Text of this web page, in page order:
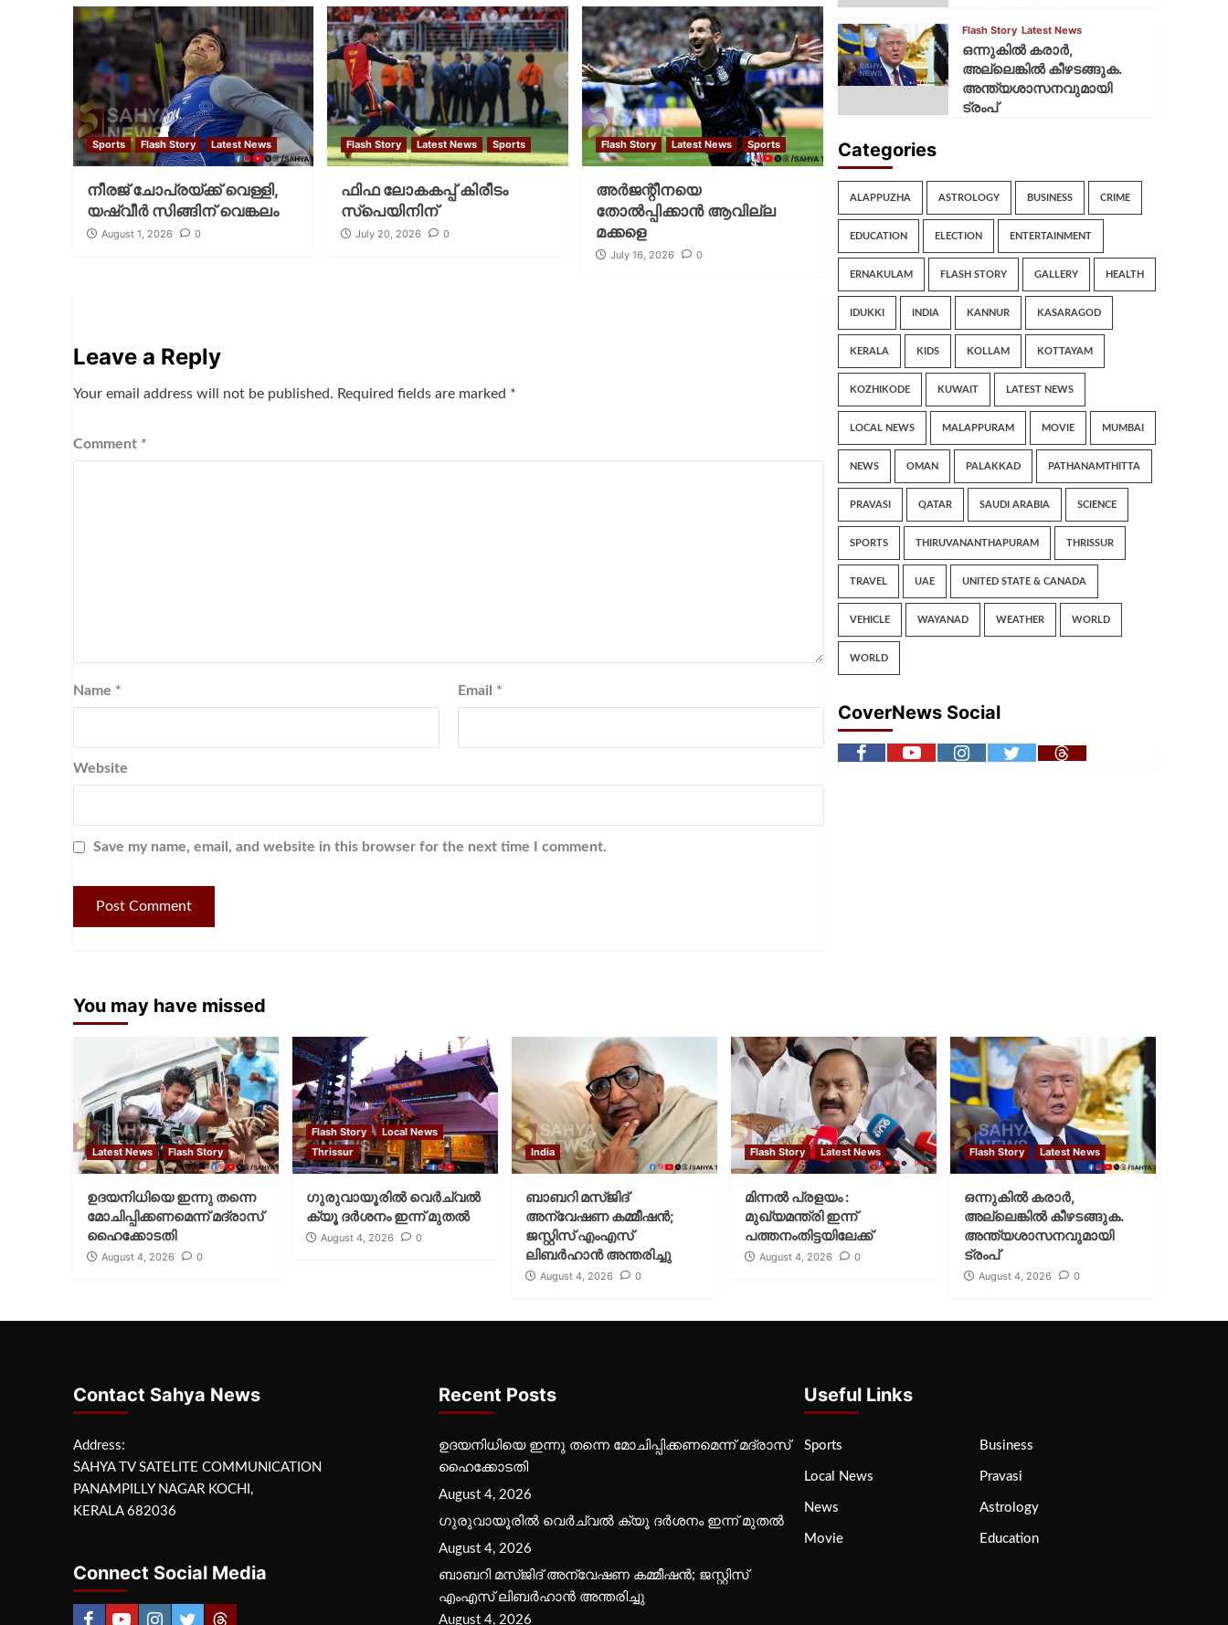
Sports Flash Story Latest News
നീരജ് ചോപ്രയ്ക്ക് വെള്ളി,
യഷ്‌വീര്‍ സിങ്ങിന് വെങ്കലം
August 1, 2026 0
Flash Story Latest News Sports
ഫിഫ ലോകകപ്പ് കിരീടം
സ്പെയിനിന്
July 20, 2026 0
Flash Story Latest News Sports
അര്‍ജന്റീനയെ
തോല്‍പ്പിക്കാന്‍ ആവില്ല
മക്കളെ
July 16, 2026 0
Leave a Reply
Your email address will not be published. Required fields are marked *
Comment *
Name * Email *
Website
Save my name, email, and website in this browser for the next time I comment.
Flash Story Latest News
ഒന്നുകില്‍ കരാര്‍,
അല്ലെങ്കില്‍ കീഴടങ്ങുക.
അന്ത്യശാസനവുമായി
ട്രംപ്
Categories
ALAPPUZHA ASTROLOGY BUSINESS CRIME
EDUCATION ELECTION ENTERTAINMENT
ERNAKULAM FLASH STORY GALLERY HEALTH
IDUKKI INDIA KANNUR KASARAGOD
KERALA KIDS KOLLAM KOTTAYAM
KOZHIKODE KUWAIT LATEST NEWS
LOCAL NEWS MALAPPURAM MOVIE MUMBAI
NEWS OMAN PALAKKAD PATHANAMTHITTA
PRAVASI QATAR SAUDI ARABIA SCIENCE
SPORTS THIRUVANANTHAPURAM THRISSUR
TRAVEL UAE UNITED STATE & CANADA
VEHICLE WAYANAD WEATHER WORLD
WORLD
CoverNews Social
You may have missed
Latest News Flash Story
ഉദയനിധിയെ ഇന്നു തന്നെ
മോചിപ്പിക്കണമെന്ന് മദ്രാസ്
ഹൈക്കോടതി
August 4, 2026 0
Flash Story
Local News
Thrissur
ഗുരുവായൂരില്‍ വെര്‍ച്വല്‍
ക്യൂ ദര്‍ശനം ഇന്ന് മുതല്‍
August 4, 2026 0
India
ബാബറി മസ്ജിദ്
അന്വേഷണ കമ്മീഷന്‍;
ജസ്റ്റിസ് എംഎസ്
ലിബര്‍ഹാന്‍ അന്തരിച്ചു
August 4, 2026 0
Flash Story Latest News
മിന്നല്‍ പ്രളയം :
മുഖ്യമന്ത്രി ഇന്ന്
പത്തനംതിട്ടയിലേക്ക്
August 4, 2026 0
Flash Story Latest News
ഒന്നുകില്‍ കരാര്‍,
അല്ലെങ്കില്‍ കീഴടങ്ങുക.
അന്ത്യശാസനവുമായി
ട്രംപ്
August 4, 2026 0
Contact Sahya News
Address:
SAHYA TV SATELITE COMMUNICATION
PANAMPILLY NAGAR KOCHI,
KERALA 682036
Connect Social Media
Recent Posts
ഉദയനിധിയെ ഇന്നു തന്നെ മോചിപ്പിക്കണമെന്ന് മദ്രാസ്
ഹൈക്കോടതി
August 4, 2026
ഗുരുവായൂരില്‍ വെര്‍ച്വല്‍ ക്യൂ ദര്‍ശനം ഇന്ന് മുതല്‍
August 4, 2026
ബാബറി മസ്ജിദ് അന്വേഷണ കമ്മീഷന്‍; ജസ്റ്റിസ്
എംഎസ് ലിബര്‍ഹാന്‍ അന്തരിച്ചു
August 4, 2026
Useful Links
Sports Business
Local News Pravasi
News Astrology
Movie Education